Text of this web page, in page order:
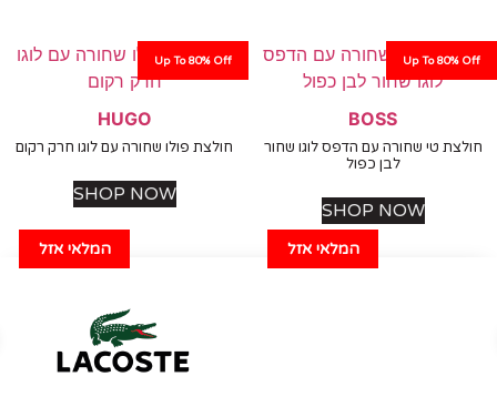
Up To
המלאי אזל
BOSS
טי שחורה עם הדפס לוגו שחור
לבן כפול
SHOP NOW
Up To 80% Off
המלאי אזל
HUGO
חולצת פולו שחורה עם לוגו חרק רקום
SHOP NOW